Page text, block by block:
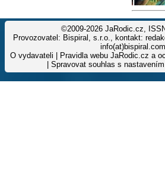
©2009-2026 JaRodic.cz,
Provozovatel: Bispiral, s.r.o., kontakt:
info(at)bispiral.com
O vydavateli
Pravidla webu JaRodic.cz a
Spravovat souhlas s